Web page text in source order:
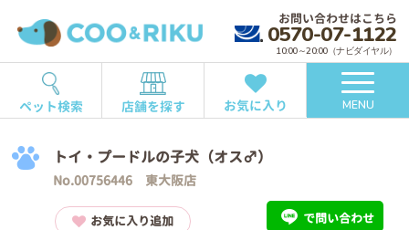
お問い合わせはこちら
0570-07-1122
10:00～20:00（ナビダイヤル）
ペット検索 店舗を探す お気に入り MENU
トイ・プードルの子犬（オス♂）
No.00756446 東大阪店
お気に入り追加 で問い合わせ